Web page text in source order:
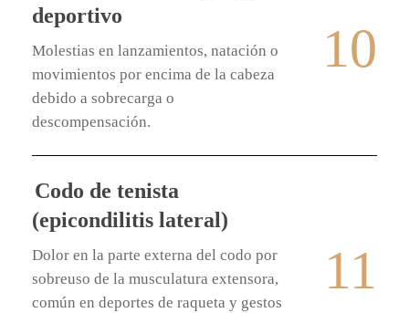
deportivo
Molestias en lanzamientos, natación o
movimientos por encima de la cabeza
debido a sobrecarga o
descompensación.
10
Codo de tenista
(epicondilitis lateral)
Dolor en la parte externa del codo por
sobreuso de la musculatura extensora,
común en deportes de raqueta y gestos
11